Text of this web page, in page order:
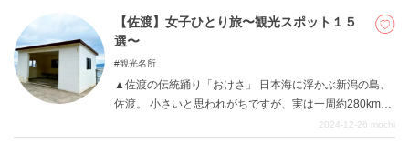
日本語
USD
かねません。かといって親も楽しめるところでないと、
せっかくの貴重な休日が疲労感とともに終わってしまい
【佐渡】女子ひとり旅〜観光スポット１５
選〜
観光名所
▲佐渡の伝統踊り「おけさ」 日本海に浮かぶ新潟の島、
佐渡。 小さいと思われがちですが、実は一周約280km。
面積は東京23区の1.4倍もあるんです。 本州最大の広い
2024-12-26 mochi